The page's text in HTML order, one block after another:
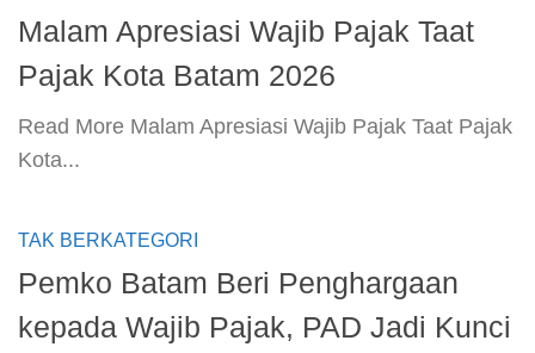
Malam Apresiasi Wajib Pajak Taat
Pajak Kota Batam 2026
​Read More​ Malam Apresiasi Wajib Pajak Taat Pajak
Kota...
TAK BERKATEGORI
Pemko Batam Beri Penghargaan
kepada Wajib Pajak, PAD Jadi Kunci